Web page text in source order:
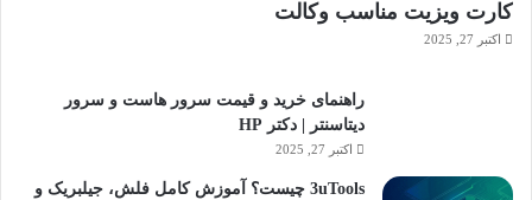
کارت ویزیت مناسب وکالت
اکتبر 27, 2025
راهنمای خرید و قیمت سرور هاست و سرور
دیتاسنتر | دکتر HP
اکتبر 27, 2025
3uTools چیست؟ آموزش کامل فلش، جیلبریک و